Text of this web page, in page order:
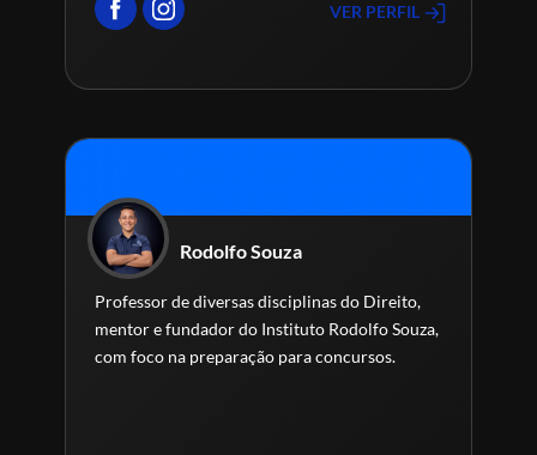
VER PERFIL
Rodolfo Souza
Professor de diversas disciplinas do Direito,
mentor e fundador do Instituto Rodolfo Souza,
com foco na preparação para concursos.